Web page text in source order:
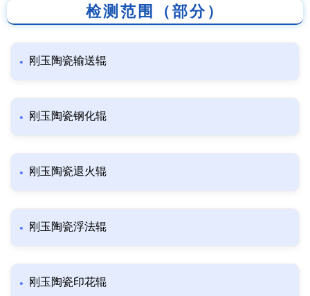
检测范围（部分）
刚玉陶瓷输送辊
刚玉陶瓷钢化辊
刚玉陶瓷退火辊
刚玉陶瓷浮法辊
刚玉陶瓷印花辊